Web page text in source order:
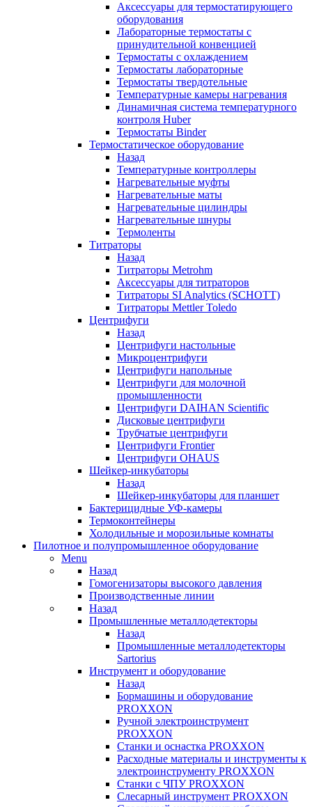
Аксессуары для термостатирующего
оборудования
Лабораторные термостаты с
принудительной конвенцией
Термостаты с охлаждением
Термостаты лабораторные
Термостаты твердотельные
Температурные камеры нагревания
Динамичная система температурного
контроля Huber
Термостаты Binder
Термостатическое оборудование
Назад
Температурные контроллеры
Нагревательные муфты
Нагревательные маты
Нагревательные цилиндры
Нагревательные шнуры
Термоленты
Титраторы
Назад
Титраторы Metrohm
Аксессуары для титраторов
Титраторы SI Analytics (SCHOTT)
Титраторы Mettler Toledo
Центрифуги
Назад
Центрифуги настольные
Микроцентрифуги
Центрифуги напольные
Центрифуги для молочной
промышленности
Центрифуги DAIHAN Scientific
Дисковые центрифуги
Трубчатые центрифуги
Центрифуги Frontier
Центрифуги OHAUS
Шейкер-инкубаторы
Назад
Шейкер-инкубаторы для планшет
Бактерицидные УФ-камеры
Термоконтейнеры
Холодильные и морозильные комнаты
Пилотное и полупромышленное оборудование
Menu
Назад
Гомогенизаторы высокого давления
Производственные линии
Назад
Промышленные металлодетекторы
Назад
Промышленные металлодетекторы
Sartorius
Инструмент и оборудование
Назад
Бормашины и оборудование
PROXXON
Ручной электроинструмент
PROXXON
Cтанки и оснастка PROXXON
Расходные материалы и инструменты к
электроинструменту PROXXON
Станки с ЧПУ PROXXON
Слесарный инструмент PROXXON